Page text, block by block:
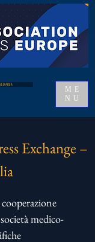
ME
NU
AREA
Exchange –
medico-